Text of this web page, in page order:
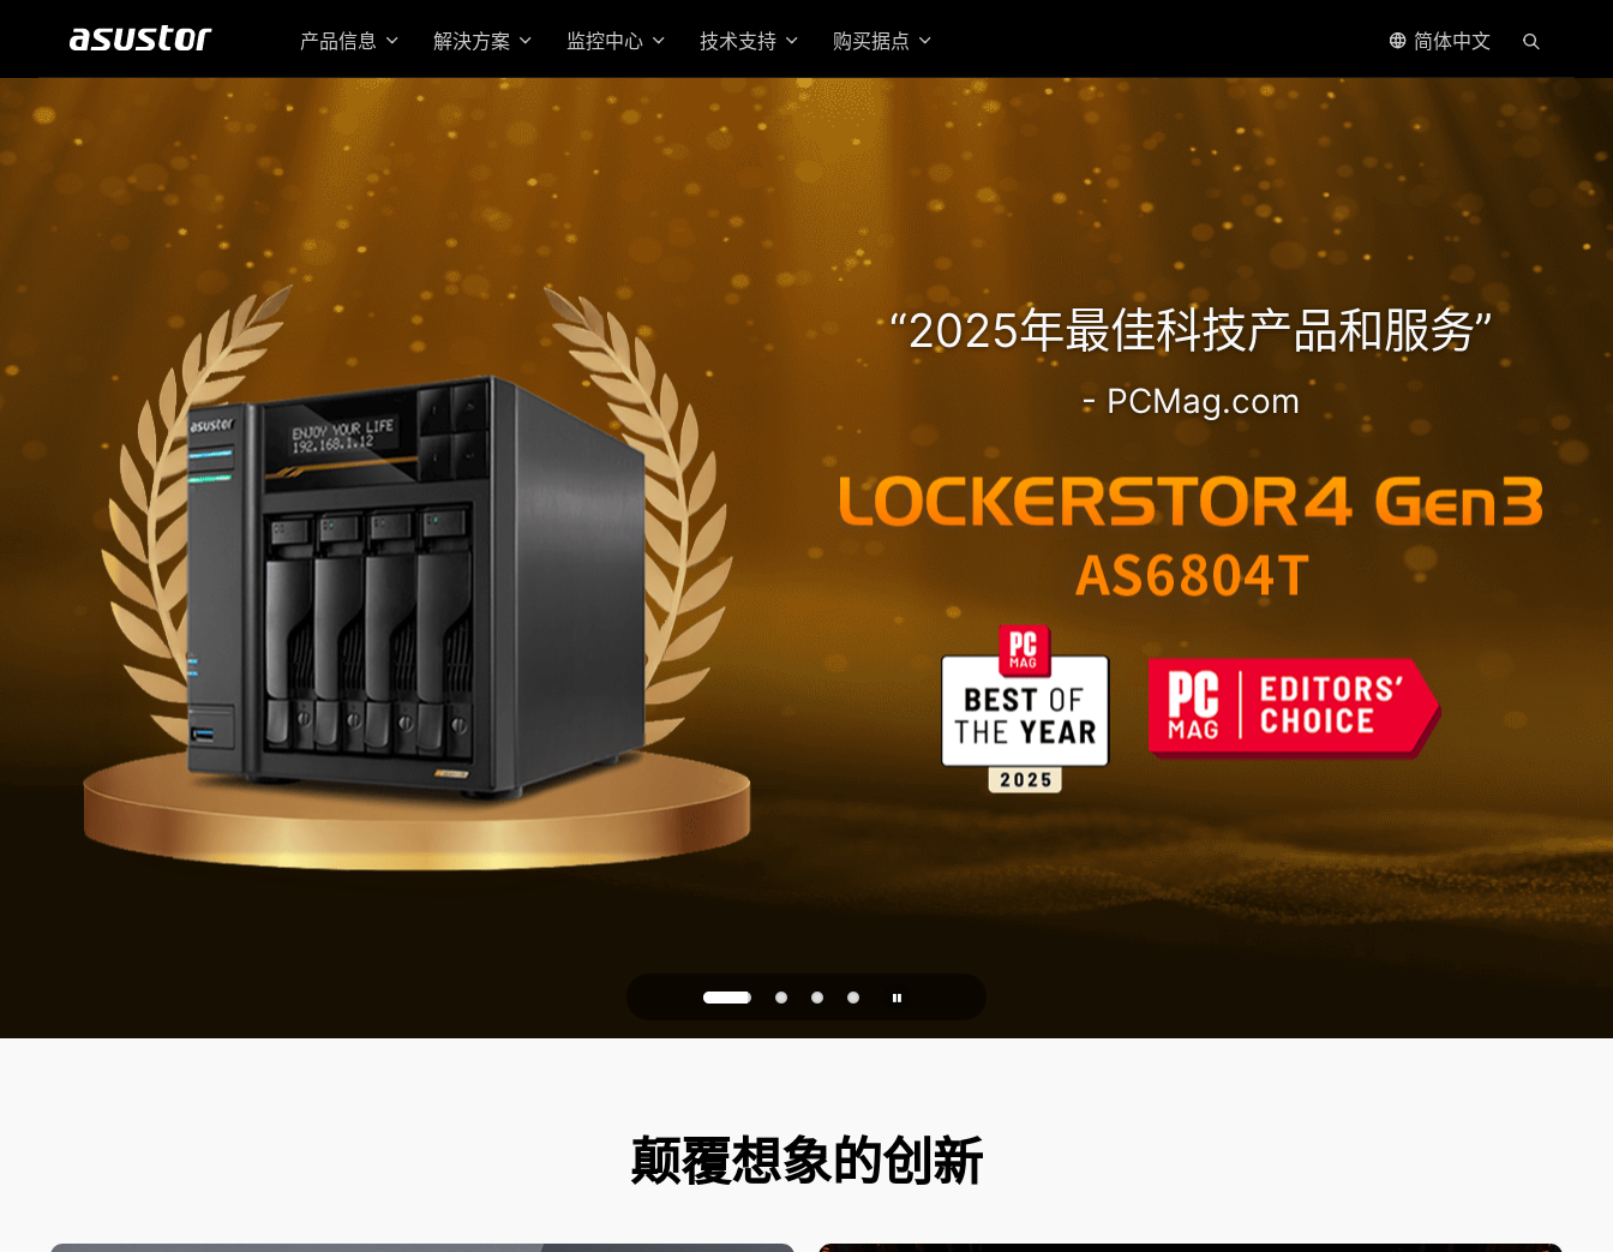
产品信息 解決方案 监控中心 技术支持 购买据点 简体中文
“2025年最佳科技产品和服务”
- PCMag.com
搭载高效 AMD Ryzen 7 Pro 处理器
的机架式企业级旗舰 NAS
入门首选高价值 2.5GbE NAS
家庭和办公室的可靠存储
PQC Ready
防御未来的量子攻击
颠覆想象的创新